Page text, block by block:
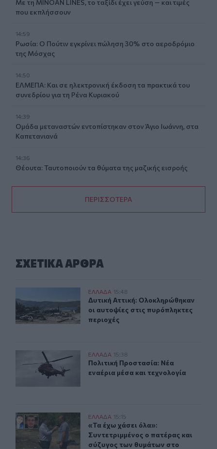
Με τη MINOAN LINES, το ταξίδι έχει γεύση — και τιμές
που εκπλήσσουν
14:59
Ρωσία: Ο Πούτιν εγκρίνει πώληση 30% στο αεροδρόμιο
της Μόσχας
14:50
ΕΛΜΕΠΑ: Και σε ηλεκτρονική έκδοση τα πρακτικά του
συνεδρίου για τη Ρένα Κυριακού
14:39
Ομάδα μεταναστών εντοπίστηκαν στον Άγιο Ιωάννη, στα
Καπετανιανά
14:36
Θέουτα: Ταυτοποιούν τα θύματα της μαζικής εισροής
ΠΕΡΙΣΣΟΤΕΡΑ
ΣΧΕΤΙΚA AΡΘΡΑ
Δυτική Αττική: Ολοκληρώθηκαν οι αυτοψίες στις
ΕΛΛAΔΑ 15:48
Δυτική Αττική: Ολοκληρώθηκαν οι
Δυτική Αττική: Ολοκληρώθηκαν
οι αυτοψίες στις πυρόπληκτες
περιοχές
Πολιτική Προστασία: Νέα εναέρια μέσα και τεχνολογία
ΕΛΛAΔΑ 15:38
Πολιτική Προστασία: Νέα εναέρια
Πολιτική Προστασία: Νέα
εναέρια μέσα και τεχνολογία
«Τα έχω χάσει όλα»: Συντετριμμένος ο πατέρας και
ΕΛΛAΔΑ 15:15
«Τα έχω χάσει όλα»:
«Τα έχω χάσει όλα»:
Συντετριμμένος ο πατέρας και
σύζυγος των θυμάτων στο